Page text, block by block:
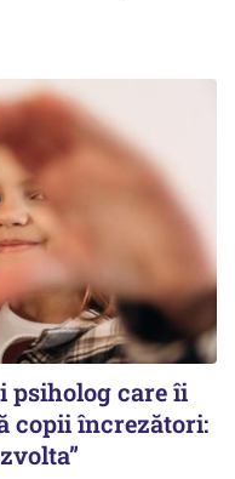
psiholog care îi
copii încrezători: